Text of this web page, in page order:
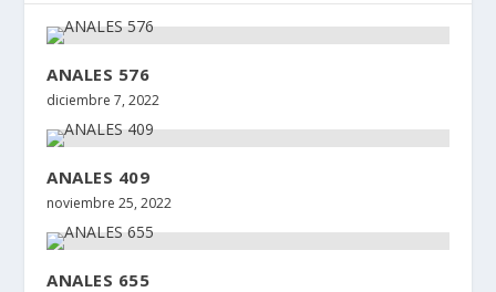
ANALES 576
diciembre 7, 2022
ANALES 409
noviembre 25, 2022
ANALES 655